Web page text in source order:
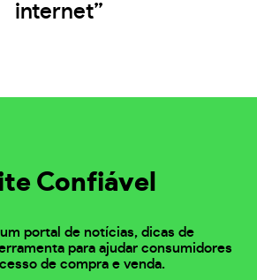
internet”
Confiável
portal de notícias, dicas de
para ajudar consumidores
de compra e venda.